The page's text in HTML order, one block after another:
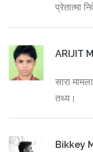
प्रेतात्मा
ARIJIT
सारा
तथ्य।
Bikkey